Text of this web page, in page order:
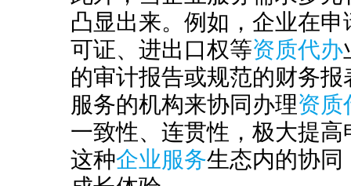
凸显出来。例如，企业在
可证、进出口权等资质代办
的审计报告或规范的财务
服务的机构来协同办理资质
一致性、连贯性，极大提
这种企业服务生态内的协